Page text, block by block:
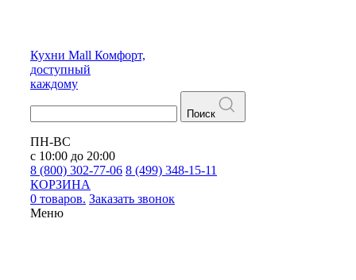
Кухни Mall Комфорт,
доступный
каждому
Поиск
ПН-ВС
с 10:00 до 20:00
8 (800) 302-77-06 8 (499) 348-15-11
КОРЗИНА
0 товаров. Заказать звонок
Меню